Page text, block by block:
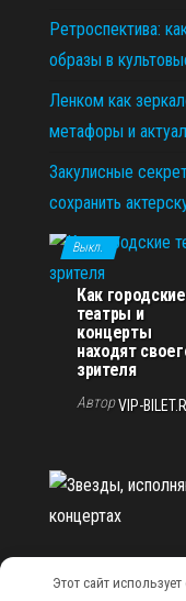
Ретроспектива:
образы в
Ленком как
метафоры и
Закулисные
сохранить02.07.2026
Выкл.
Как городские
театры и
концерты
находят
зрителя
АвторVIP-
Сайт работает на
Этот сайт